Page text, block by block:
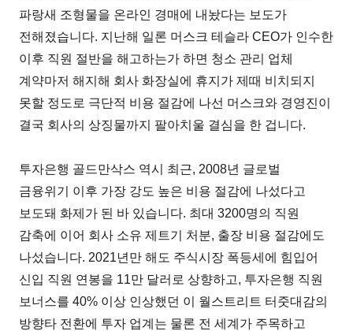
파랑새 조형물을 온라인 경매에 내놨다는 보도가
전해졌습니다. 지난해 일론 머스크 테슬라 CEO가 인수한
이후 직원 절반을 해고하는가 하면 청소 관리 업체
계약마저 해지해 회사 화장실에 휴지가 제때 비치되지
못할 정도로 극단적 비용 절감에 나선 머스크와 경영진이
결국 회사의 상징물까지 팔아치울 결심을 한 겁니다.
투자은행 골드만삭스 역시 최근, 2008년 글로벌
금융위기 이후 가장 강도 높은 비용 절감에 나섰다고
보도돼 화제가 된 바 있습니다. 최대 3200명의 직원
감축에 이어 회사 소유 제트기 처분, 출장 비용 절감에도
나섰습니다. 2021년만 해도 주식시장 폭등세에 힘입어
신입 직원 연봉을 11만 달러로 상향하고, 투자은행 직원
보너스를 40% 이상 인상했던 이 월스트리트 터줏대감의
방향타 전환에 투자 업계는 물론 전 세계가 주목하고